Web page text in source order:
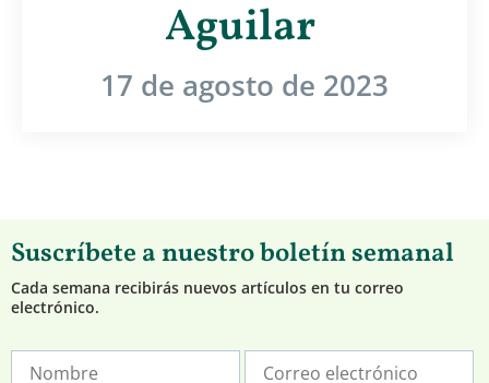
Aguilar
17 de agosto de 2023
Suscríbete a nuestro boletín semanal
Cada semana recibirás nuevos artículos en tu correo
electrónico.